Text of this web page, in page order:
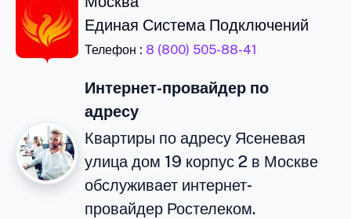
Единая Система Подключений
Телефон : 8 (800) 505-88-41
Интернет-провайдер по
адресу
Квартиры по адресу Ясеневая
улица дом 19 корпус 2 в Москве
обслуживает интернет-
провайдер Ростелеком.